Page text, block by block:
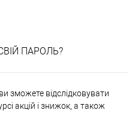
ПАРОЛЬ?
зможете відслідковувати
акцій і знижок, а також